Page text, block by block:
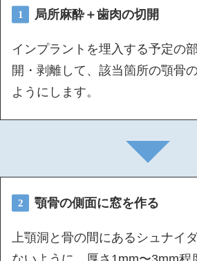
1 局所麻酔＋歯肉の切開
インプラントを埋入する予定の
開・剥離して、該当箇所の顎骨
ようにします。
2 顎骨の側面に窓を作る
上顎洞と骨の間にあるシュナイ